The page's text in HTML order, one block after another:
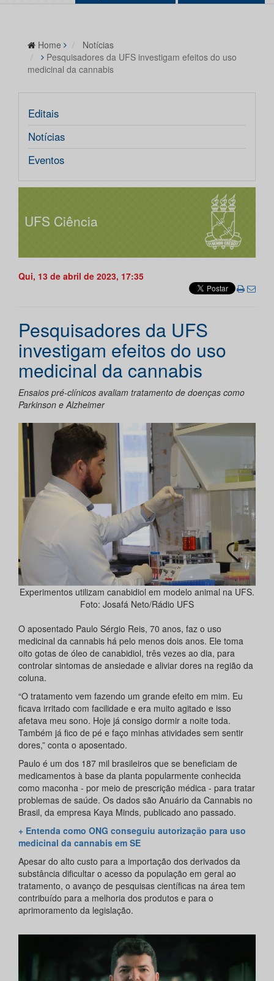
Home
Notícias
Pesquisadores da UFS investigam efeitos do uso
medicinal da cannabis
Editais
Notícias
Eventos
UFS Ciência
Qui, 13 de abril de 2023, 17:35
Pesquisadores da UFS
investigam efeitos do uso
medicinal da cannabis
Ensaios pré-clínicos avaliam tratamento de doenças como
Parkinson e Alzheimer
Experimentos utilizam canabidiol em modelo animal na UFS.
Foto: Josafá Neto/Rádio UFS
O aposentado Paulo Sérgio Reis, 70 anos, faz o uso
medicinal da cannabis há pelo menos dois anos. Ele toma
oito gotas de óleo de canabidiol, três vezes ao dia, para
controlar sintomas de ansiedade e aliviar dores na região da
coluna.
“O tratamento vem fazendo um grande efeito em mim. Eu
ficava irritado com facilidade e era muito agitado e isso
afetava meu sono. Hoje já consigo dormir a noite toda.
Também já fico de pé e faço minhas atividades sem sentir
dores,” conta o aposentado.
Paulo é um dos 187 mil brasileiros que se beneficiam de
medicamentos à base da planta popularmente conhecida
como maconha - por meio de prescrição médica - para tratar
problemas de saúde. Os dados são Anuário da Cannabis no
Brasil, da empresa Kaya Minds, publicado ano passado.
+ Entenda como ONG conseguiu autorização para uso
medicinal da cannabis em SE
Apesar do alto custo para a importação dos derivados da
substância dificultar o acesso da população em geral ao
tratamento, o avanço de pesquisas científicas na área tem
contribuído para a melhoria dos produtos e para o
aprimoramento da legislação.